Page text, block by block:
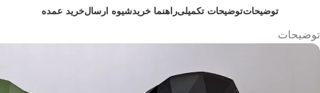
توضیحاتتوضیحات تکمیلیراهنما خریدشیوه ارسالخرید عمده
توضیحات